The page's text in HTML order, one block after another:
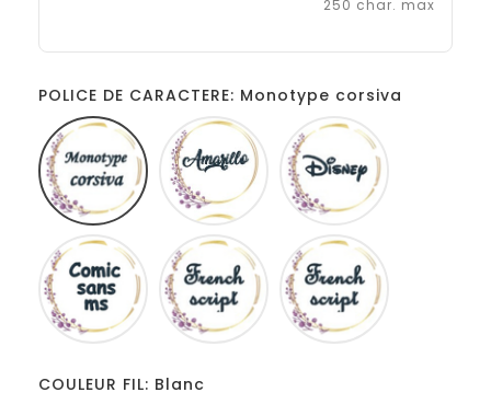
250 char. max
POLICE DE CARACTERE: Monotype corsiva
Monotype
corsiva
Amarillo
Comic
sans
ms
French
script
COULEUR FIL: Blanc